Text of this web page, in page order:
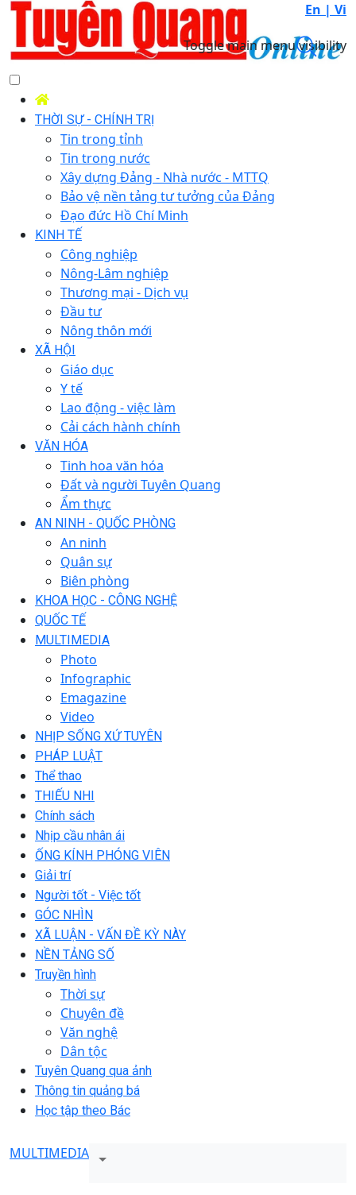
En | Vi
Toggle main menu visibility
THỜI SỰ - CHÍNH TRỊ
Tin trong tỉnh
Tin trong nước
Xây dựng Đảng - Nhà nước - MTTQ
Bảo vệ nền tảng tư tưởng của Đảng
Đạo đức Hồ Chí Minh
KINH TẾ
Công nghiệp
Nông-Lâm nghiệp
Thương mại - Dịch vụ
Đầu tư
Nông thôn mới
XÃ HỘI
Giáo dục
Y tế
Lao động - việc làm
Cải cách hành chính
VĂN HÓA
Tinh hoa văn hóa
Đất và người Tuyên Quang
Ẩm thực
AN NINH - QUỐC PHÒNG
An ninh
Quân sự
Biên phòng
KHOA HỌC - CÔNG NGHỆ
QUỐC TẾ
MULTIMEDIA
Photo
Infographic
Emagazine
Video
NHỊP SỐNG XỨ TUYÊN
PHÁP LUẬT
Thể thao
THIẾU NHI
Chính sách
Nhịp cầu nhân ái
ỐNG KÍNH PHÓNG VIÊN
Giải trí
Người tốt - Việc tốt
GÓC NHÌN
XÃ LUẬN - VẤN ĐỀ KỲ NÀY
NỀN TẢNG SỐ
Truyền hình
Thời sự
Chuyên đề
Văn nghệ
Dân tộc
Tuyên Quang qua ảnh
Thông tin quảng bá
Học tập theo Bác
MULTIMEDIA